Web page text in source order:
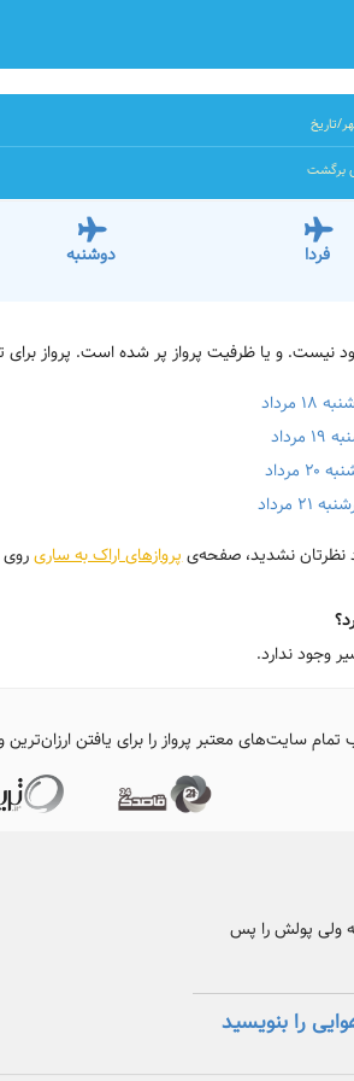
تاریخ
برگشت
فردا دوشنبه
نظرتان نشدید، صفحه‌یپروازهای اراک به ساریروی
وجود ندارد.
تمام سایت‌های معتبر پرواز را برای یافتن
ولی پولش را پس
را بنویسید